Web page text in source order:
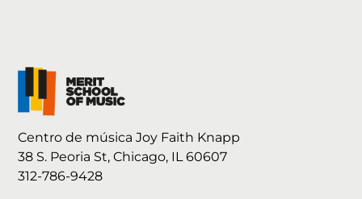
Centro de música Joy Faith Knapp
38 S. Peoria St, Chicago, IL 60607
312-786-9428